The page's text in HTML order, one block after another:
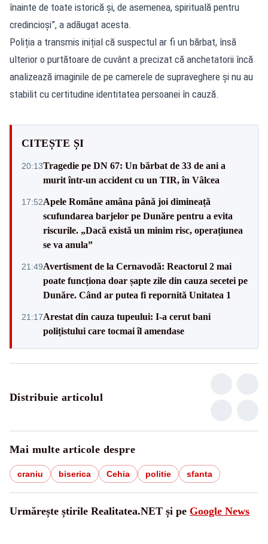
înainte de toate istorică și, de asemenea, spirituală pentru
credincioși”, a adăugat acesta.
Poliția a transmis inițial că suspectul ar fi un bărbat, însă
ulterior o purtătoare de cuvânt a precizat că anchetatorii încă
analizează imaginile de pe camerele de supraveghere și nu au
stabilit cu certitudine identitatea persoanei în cauză.
CITEȘTE ȘI
20:13Tragedie pe DN 67: Un bărbat de 33 de ani a
murit într-un accident cu un TIR, în Vâlcea
17:52Apele Române amâna până joi dimineață
scufundarea barjelor pe Dunăre pentru a evita
riscurile. „Dacă există un minim risc, operațiunea
se va anula”
21:49Avertisment de la Cernavodă: Reactorul 2 mai
poate funcționa doar șapte zile din cauza secetei pe
Dunăre. Când ar putea fi repornită Unitatea 1
21:17Arestat din cauza tupeului: I-a cerut bani
polițistului care tocmai îl amendase
Distribuie articolul
Mai multe articole despre
craniu biserica Cehia politie sfanta
Urmărește știrile Realitatea.NET și pe Google News